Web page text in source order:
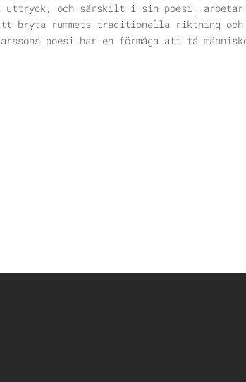
och särskilt i sin poesi, arbetar
bryta rummets traditionella riktning
poesi har en förmåga att få